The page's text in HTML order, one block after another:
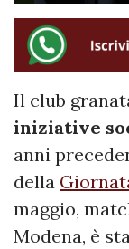
Il club
iniziative
anni
della
maggio,
Modena, è